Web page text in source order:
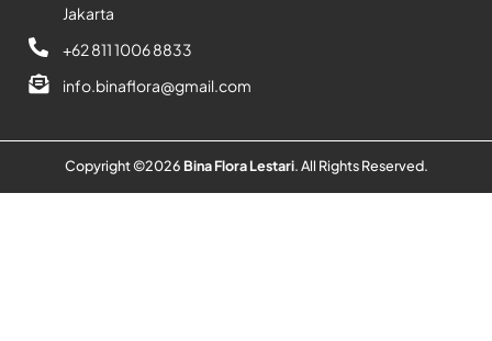
Jakarta
+62 811 1006 8833
info.binaflora@gmail.com
Copyright ©2026 Bina Flora Lestari. All Rights Reserved.